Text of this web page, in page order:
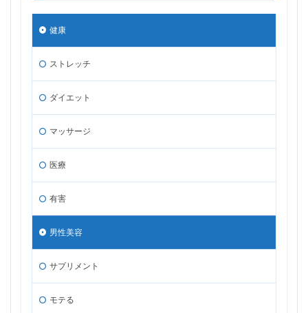
健康
ストレッチ
ダイエット
マッサージ
医療
有害
男性美容
サプリメント
モテる